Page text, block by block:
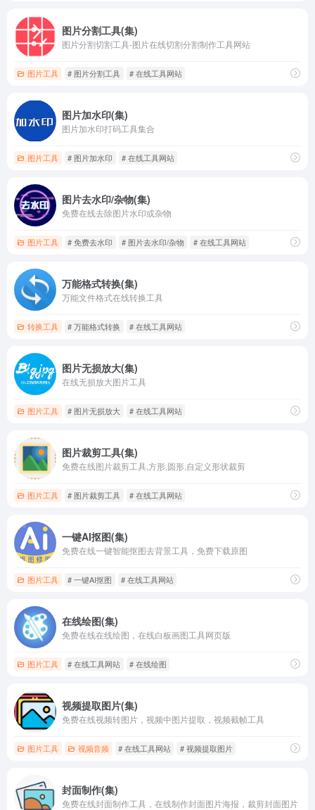
图片分割工具(集)
图片分割切割工具-图片在线切割分割制作工具网站
图片工具 # 图片分割工具 # 在线工具网站
图片加水印(集)
图片加水印打码工具集合
图片工具 # 图片加水印 # 在线工具网站
图片去水印/杂物(集)
免费在线去除图片水印或杂物
图片工具 # 免费去水印 # 图片去水印/杂物 # 在线工具网站
万能格式转换(集)
万能文件格式在线转换工具
转换工具 # 万能格式转换 # 在线工具网站
图片无损放大(集)
在线无损放大图片工具
图片工具 # 图片无损放大 # 在线工具网站
图片裁剪工具(集)
免费在线图片裁剪工具,方形,圆形,自定义形状裁剪
图片工具 # 图片裁剪工具 # 在线工具网站
一键AI抠图(集)
免费在线一键智能抠图去背景工具，免费下载原图
图片工具 # 一键AI抠图 # 在线工具网站
在线绘图(集)
免费在线在线绘图，在线白板画图工具网页版
图片工具 # 在线工具网站 # 在线绘图
视频提取图片(集)
免费在线视频转图片，视频中图片提取，视频截帧工具
图片工具 视频音频 # 在线工具网站 # 视频提取图片
封面制作(集)
免费在线封面制作工具，在线制作封面图片海报，裁剪封面图片